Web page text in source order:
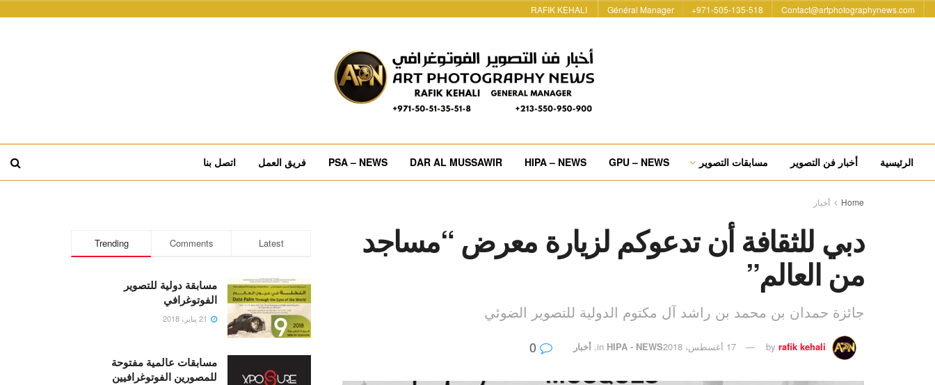
Contact@artphotographynews.com
971-505-135-518+
Général Manager
RAFIK KEHALI
الرئيسية أخبار فن التصوير مسابقات التصوير GPU – NEWS
HIPA – NEWS
DAR AL MUSSAWIR
PSA – NEWS فريق العمل اتصل بنا
Home أخبار
دبي للثقافة أن تدعوكم لزيارة معرض “مساجد
من العالم”
جائزة حمدان بن محمد بن راشد آل مكتوم الدولية للتصوير الضوئي
by rafik kehali 17 أغسطس، 2018 in HIPA - NEWS
, أخبار
Trending Comments Latest
مسابقة دولية للتصوير
الفوتوغرافي
مسابقات عالمية مفتوحة
للمصورين الفوتوغرافيين